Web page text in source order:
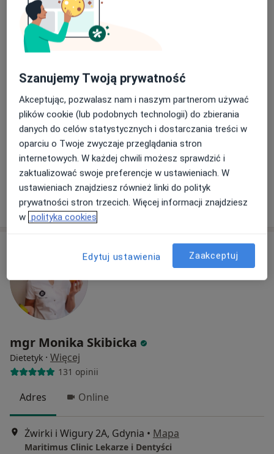
Bezpieczne płatności
lek. Anna Lango-Maziarz
W trakcie specjalizacji (Gastrolog) ·Więcej
1 opinia
Aleja Zwycięstwa 239/12, Gdynia• Mapa
MediPort
Konsultacja gastroenterologiczna
Poproś o wizytę
mgr Monika Skibicka
Dietetyk · Więcej
131 opinii
Adres Online
Żwirki i Wigury 2A, Gdynia • Mapa
Maritimus Clinic Lekarze i Dentyści
Szanujemy Twoją prywatność
Akceptując, pozwalasz nam i naszym partnerom używać
plików cookie (lub podobnych technologii) do zbierania
danych do celów statystycznych i dostarczania treści w
oparciu o Twoje zwyczaje przeglądania stron
internetowych. W każdej chwili możesz sprawdzić i
zaktualizować swoje preferencje w ustawieniach. W
ustawieniach znajdziesz również linki do polityk
prywatności stron trzecich. Więcej informacji znajdziesz
w polityka cookies
Edytuj ustawienia Zaakceptuj